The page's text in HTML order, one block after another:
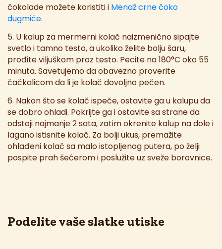
čokolade možete koristiti i Menaž crne čoko
dugmiće.
5. U kalup za mermerni kolač naizmenično sipajte
svetlo i tamno testo, a ukoliko želite bolju šaru,
prođite viljuškom proz testo. Pecite na 180°C oko 55
minuta. Savetujemo da obavezno proverite
čačkalicom da li je kolač dovoljno pečen.
6. Nakon što se kolač ispeče, ostavite ga u kalupu da
se dobro ohladi. Pokrijte ga i ostavite sa strane da
odstoji najmanje 2 sata, zatim okrenite kalup na dole i
lagano istisnite kolač. Za bolji ukus, premažite
ohlađeni kolač sa malo istopljenog putera, po želji
pospite prah šećerom i poslužite uz sveže borovnice.
Podelite vaše slatke utiske